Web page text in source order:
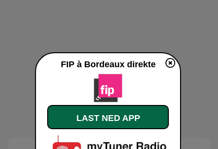
FIP à Bordeaux direkte
LAST NED APP